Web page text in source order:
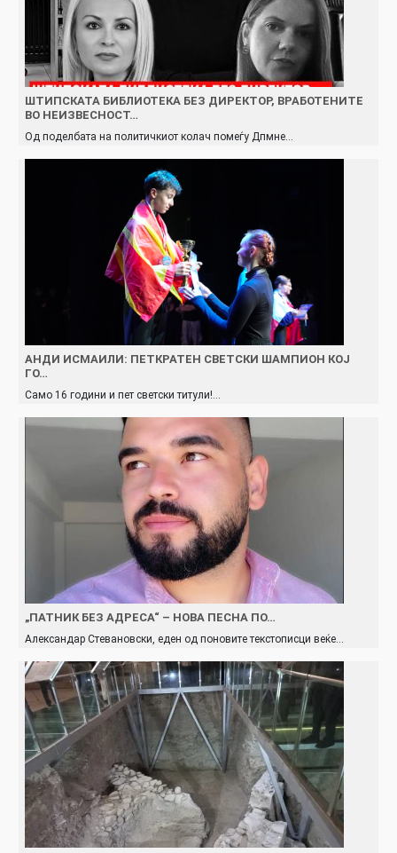
ШТИПСКАТА БИБЛИОТЕКА БЕЗ ДИРЕКТОР, ВРАБОТЕНИТЕ
ВО НЕИЗВЕСНОСТ…
Од поделбата на политичкиот колач помеѓу Дпмне…
АНДИ ИСМАИЛИ: ПЕТКРАТЕН СВЕТСКИ ШАМПИОН КОЈ
ГО…
Само 16 години и пет светски титули!…
„ПАТНИК БЕЗ АДРЕСА“ – НОВА ПЕСНА ПО…
Александар Стевановски, еден од поновите текстописци веќе…